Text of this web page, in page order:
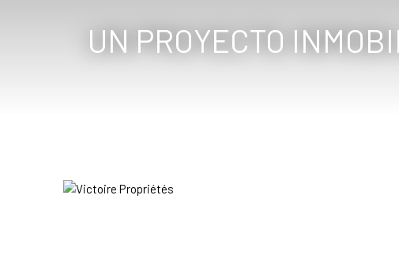
UN PROYECTO